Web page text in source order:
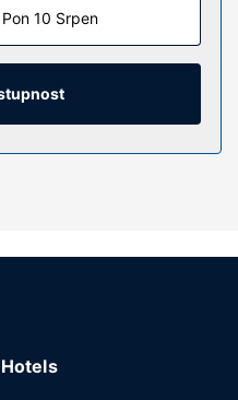
sprcha. Další užitečné
závěsy/žaluzie. Úklid
Pon 10 Srpen